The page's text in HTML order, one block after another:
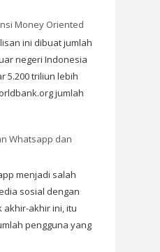
Money Oriented
ini dibuat jumlah
negeri Indonesia
5.200 triliun lebih
jumlah
Whatsapp dan
menjadi salah
sosial dengan
akhir ini, itu
pengguna yang